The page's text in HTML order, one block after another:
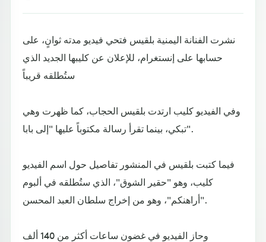
نشرت الفنانة اليمنية بلقيس فتحي فيديو مدته ثوانٍ، على
حسابها على إنستغرام، للإعلان عن كليبها الجديد الذي
ستُطلقه قريباً
وفي الفيديو كليب ارتدت بلقيس الحجاب، كما ظهرت وهي
تبكي، بينما تقرأ رسالة مكتوباً عليها "إلى بابا".
فيما كتبت بلقيس في المنشور تفاصيل حول اسم الفيديو
كليب، وهو "حقير الشوق"، الذي ستُطلقه في ألبوم
"أراهنكم"، وهو من إخراج سلطان العبد المحسن.
وحاز الفيديو في غضون ساعات أكثر من 140 ألف